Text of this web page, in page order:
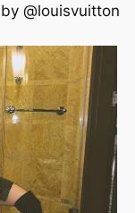
@louisvuitton